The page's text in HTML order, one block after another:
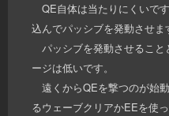
QE自体は当たりにくいで
込んでパッシブを発動させま
パッシブを発動させること
ージは低いです。
遠くからQEを撃つのが始
るウェーブクリアかEEを使